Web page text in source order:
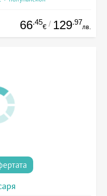
66.45
€ / 129.97
лв.